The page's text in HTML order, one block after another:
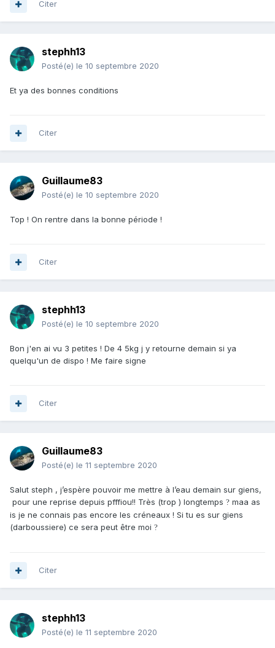
Citer
stephh13
Posté(e) le 10 septembre 2020
Et ya des bonnes conditions
Citer
Guillaume83
Posté(e) le 10 septembre 2020
Top ! On rentre dans la bonne période !
Citer
stephh13
Posté(e) le 10 septembre 2020
Bon j'en ai vu 3 petites ! De 4 5kg j y retourne demain si ya
quelqu'un de dispo ! Me faire signe
Citer
Guillaume83
Posté(e) le 11 septembre 2020
Salut steph , j’espère pouvoir me mettre à l’eau demain sur giens,
pour une reprise depuis pfffiou!! Très (trop ) longtemps ? maa as
is je ne connais pas encore les créneaux ! Si tu es sur giens
(darboussiere) ce sera peut être moi ?
Citer
stephh13
Posté(e) le 11 septembre 2020